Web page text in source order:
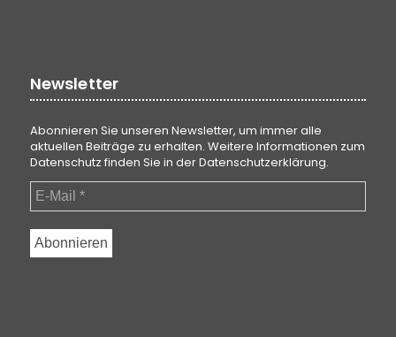
Newsletter
Abonnieren Sie unseren Newsletter, um immer alle
aktuellen Beiträge zu erhalten. Weitere Informationen zum
Datenschutz finden Sie in derDatenschutzerklärung.